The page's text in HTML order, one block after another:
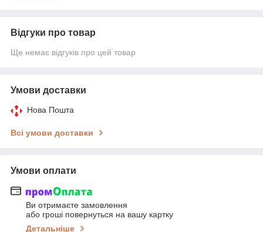
Відгуки про товар
Ще немає відгуків про цей товар
Умови доставки
Нова Пошта
Всі умови доставки
Умови оплати
Ви отримаєте замовлення
або гроші повернуться на вашу картку
Детальніше